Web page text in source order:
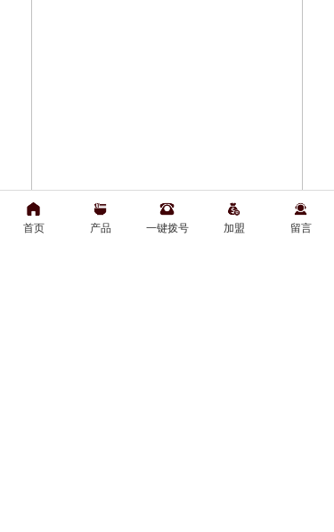
首页 产品 一键拨号 加盟 留言